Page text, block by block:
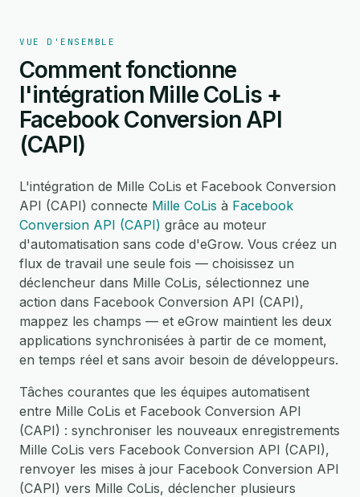
VUE D'ENSEMBLE
Comment fonctionne
l'intégration Mille CoLis +
Facebook Conversion API
(CAPI)
L'intégration de Mille CoLis et Facebook Conversion
API (CAPI) connecte Mille CoLis à Facebook
Conversion API (CAPI) grâce au moteur
d'automatisation sans code d'eGrow. Vous créez un
flux de travail une seule fois — choisissez un
déclencheur dans Mille CoLis, sélectionnez une
action dans Facebook Conversion API (CAPI),
mappez les champs — et eGrow maintient les deux
applications synchronisées à partir de ce moment,
en temps réel et sans avoir besoin de développeurs.
Tâches courantes que les équipes automatisent
entre Mille CoLis et Facebook Conversion API
(CAPI) : synchroniser les nouveaux enregistrements
Mille CoLis vers Facebook Conversion API (CAPI),
renvoyer les mises à jour Facebook Conversion API
(CAPI) vers Mille CoLis, déclencher plusieurs